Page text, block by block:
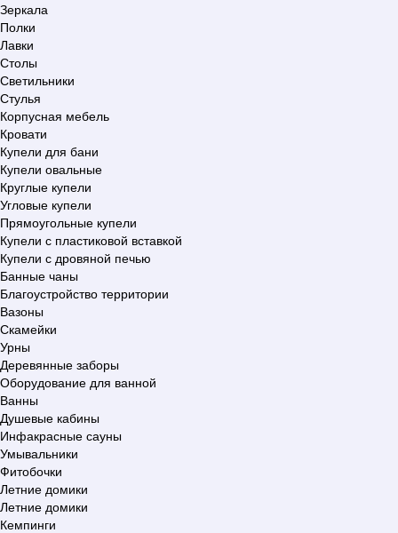
Зеркала
Полки
Лавки
Столы
Светильники
Стулья
Корпусная мебель
Кровати
Купели для бани
Купели овальные
Круглые купели
Угловые купели
Прямоугольные купели
Купели с пластиковой вставкой
Купели с дровяной печью
Банные чаны
Благоустройство территории
Вазоны
Скамейки
Урны
Деревянные заборы
Оборудование для ванной
Ванны
Душевые кабины
Инфакрасные сауны
Умывальники
Фитобочки
Летние домики
Летние домики
Кемпинги